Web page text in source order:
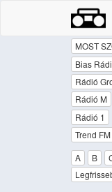
MOST
Bias
Rádió
Rádió M
Rádió 1
Trend FM
A
B